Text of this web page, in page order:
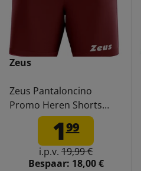
Zeus
Zeus Pantaloncino
Promo Heren Shorts
granaat
199
i.p.v. 19,99 €
Bespaar: 18,00 €